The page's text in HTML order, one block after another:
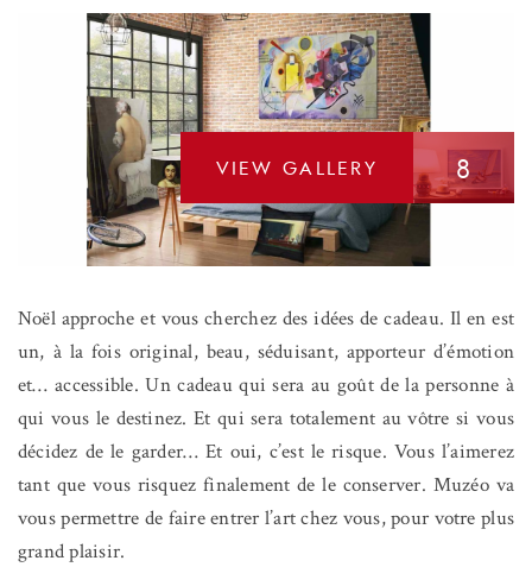
VIEW GALLERY 8
Noël approche et vous cherchez des idées de cadeau. Il en est
un, à la fois original, beau, séduisant, apporteur d’émotion
et… accessible. Un cadeau qui sera au goût de la personne à
qui vous le destinez. Et qui sera totalement au vôtre si vous
décidez de le garder… Et oui, c’est le risque. Vous l’aimerez
tant que vous risquez finalement de le conserver. Muzéo va
vous permettre de faire entrer l’art chez vous, pour votre plus
grand plaisir.